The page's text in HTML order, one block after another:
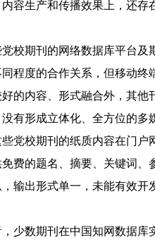
容生产和传播效果上，还存
校期刊的网络数据库平台
程度的合作关系，但移动
的内容、形式融合外，其
有形成立体化、全方位的多
党校期刊的纸质内容在门
费的题名、摘要、关键词
输出形式单一，未能有效开
少数期刊在中国知网数据